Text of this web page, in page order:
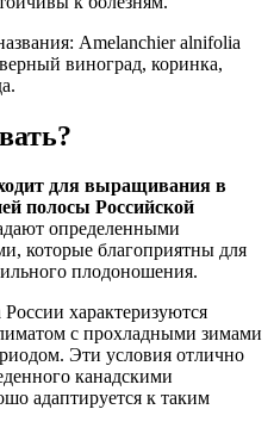
Amelanchier alnifolia
виноград, коринка,
для выращивания в
полосы Российской
определенными
которые благоприятны для
плодоношения.
характеризуются
с прохладными зимами
Эти условия отлично
канадскими
адаптируется к таким